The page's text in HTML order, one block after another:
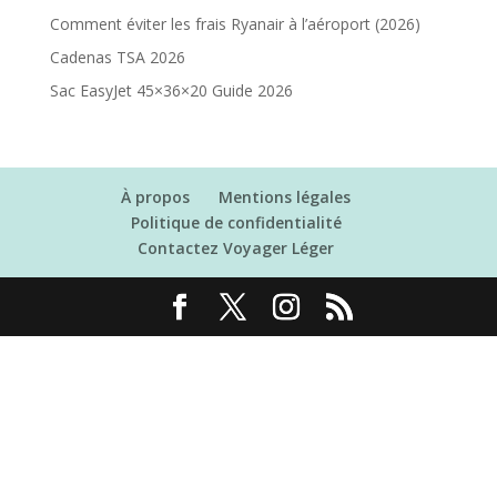
Comment éviter les frais Ryanair à l’aéroport (2026)
Cadenas TSA 2026
Sac EasyJet 45×36×20 Guide 2026
À propos
Mentions légales
Politique de confidentialité
Contactez Voyager Léger